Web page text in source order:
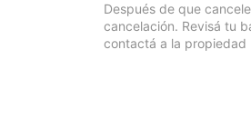
Después de que
cancelación. Revisá tu
contactá a la propiedad